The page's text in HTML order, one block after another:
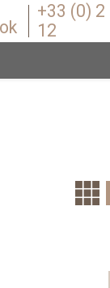
+33 (0)
12